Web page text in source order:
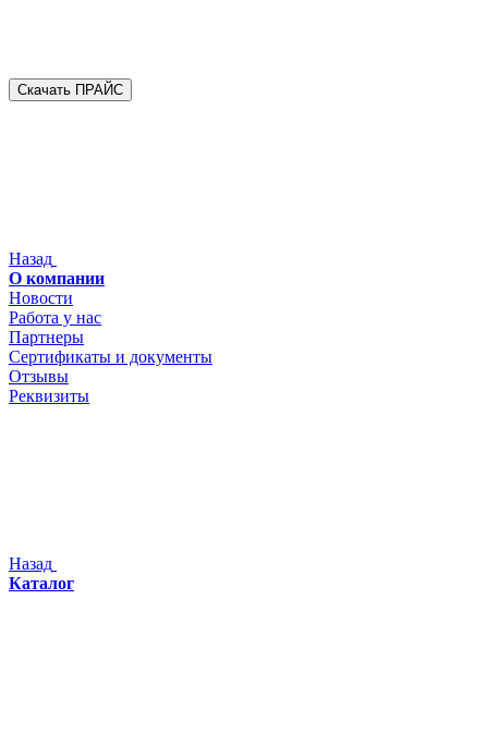
Скачать ПРАЙС
Назад
О компании
Новости
Работа у нас
Партнеры
Сертификаты и документы
Отзывы
Реквизиты
Назад
Каталог